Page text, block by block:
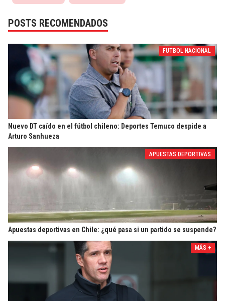
POSTS RECOMENDADOS
FUTBOL NACIONAL
Nuevo DT caído en el fútbol chileno: Deportes Temuco despide a
Arturo Sanhueza
APUESTAS DEPORTIVAS
Apuestas deportivas en Chile: ¿qué pasa si un partido se suspende?
MÁS +